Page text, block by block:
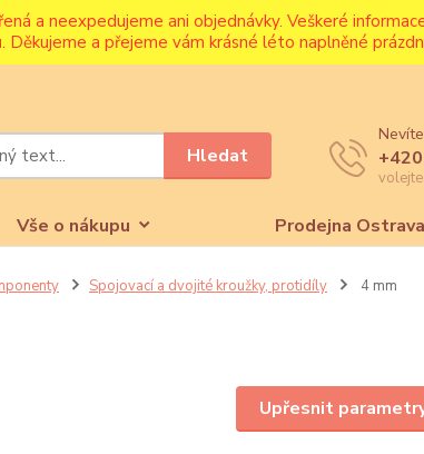
a neexpedujeme ani objednávky. Veškeré
a přejeme vám krásné léto naplněné
Vše o nákupu Prodejna Ostrava
Hledat
Spojovací a dvojité kroužky, protidíly 4 mm
Upřesnit